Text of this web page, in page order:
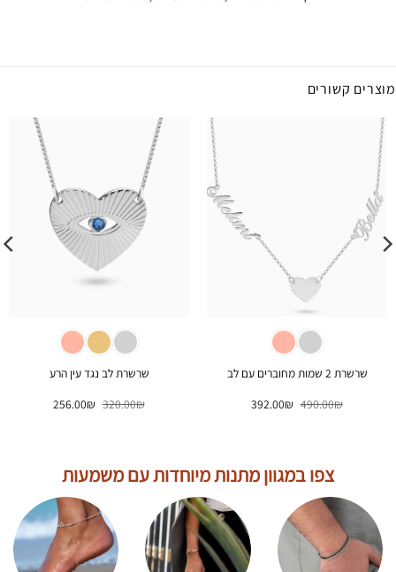
מוצרים קשורים
שרשרת 2 שמות מחוברים עם לב
490.00₪ המחיר
המקורי
392.00₪ המחיר
שרשרת לב נגד עין הרע
320.00₪ המחיר
המקורי
256.00₪ המחיר
צפו במגוון מתנות מיוחדות עם משמעות